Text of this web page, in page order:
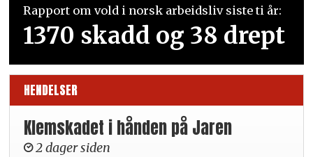
Rapport om vold i norsk arbeidsliv siste ti år:
1370 skadd og 38 drept
HENDELSER
Klemskadet i hånden på Jaren
2 dager siden